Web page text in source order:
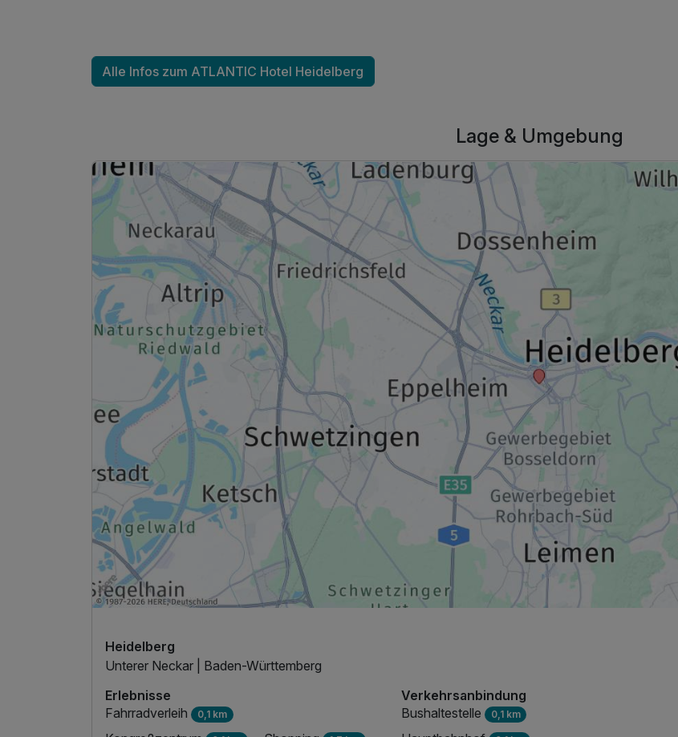
Ausstattung
Zusatznächte
Für 4 Tage p.P. ab402,00 €
Alle Infos zum ATLANTIC Hotel Heidelberg
Lage & Umgebung
Heidelberg
Unterer Neckar | Baden-Württemberg
Erlebnisse
Fahrradverleih 0,1 km
Verkehrsanbindung
Bushaltestelle
0,1 km